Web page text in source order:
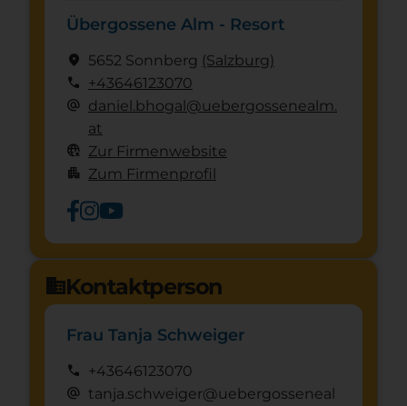
Übergossene Alm - Resort
location_on 5652 Sonnberg (Salzburg)
call +43646123070
alternate_email daniel.bhogal@uebergossenealm.
at
captive_portal Zur Firmenwebsite
apartment Zum Firmenprofil
domainKontaktperson
Frau Tanja Schweiger
call +43646123070
alternate_email tanja.schweiger@uebergosseneal